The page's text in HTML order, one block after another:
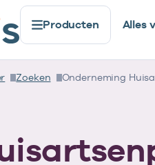
Producten Alles
Zoeken Onderneming